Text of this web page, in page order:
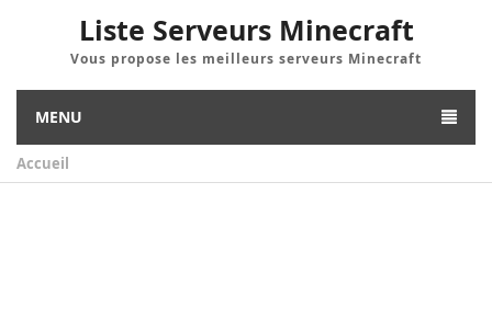
Liste Serveurs Minecraft
Vous propose les meilleurs serveurs Minecraft
MENU
Accueil